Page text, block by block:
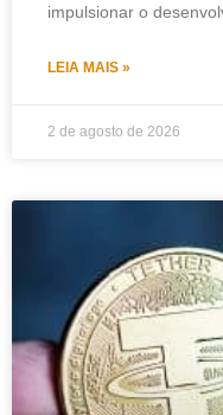
impulsionar o
LEIA MAIS »
2 de agosto de 2026